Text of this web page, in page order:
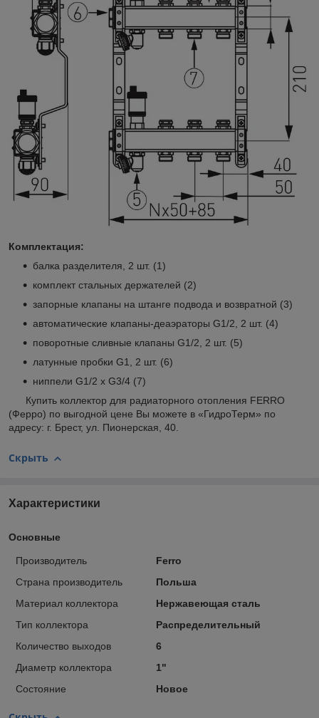
Комплектация:
балка разделителя, 2 шт. (1)
комплект стальных держателей (2)
запорные клапаны на штанге подвода и возвратной (3)
автоматические клапаны-деаэраторы G1/2, 2 шт. (4)
поворотные сливные клапаны G1/2, 2 шт. (5)
латунные пробки G1, 2 шт. (6)
ниппели G1/2 x G3/4 (7)
Купить коллектор для радиаторного отопления FERRO
(Ферро) по выгодной цене Вы можете в «ГидроТерм» по
адресу: г. Брест, ул. Пионерская, 40.
Скрыть
Характеристики
Основные
Производитель
Ferro
Страна производитель
Польша
Материал коллектора
Нержавеющая сталь
Тип коллектора
Распределительный
Количество выходов
6
Диаметр коллектора
1"
Состояние
Новое